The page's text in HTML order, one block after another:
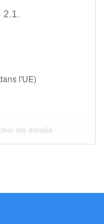
l'UE)
les détails